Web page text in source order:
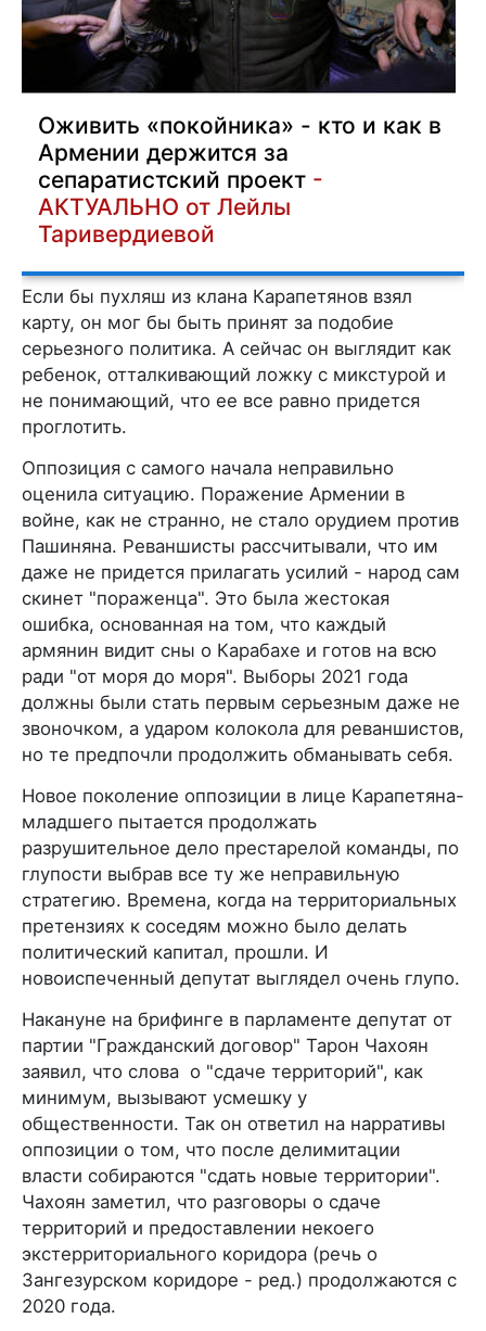
Оживить «покойника» - кто и как в
Армении держится за
сепаратистский проект -
АКТУАЛЬНО от Лейлы
Таривердиевой
Если бы пухляш из клана Карапетянов взял
карту, он мог бы быть принят за подобие
серьезного политика. А сейчас он выглядит как
ребенок, отталкивающий ложку с микстурой и
не понимающий, что ее все равно придется
проглотить.
Оппозиция с самого начала неправильно
оценила ситуацию. Поражение Армении в
войне, как не странно, не стало орудием против
Пашиняна. Реваншисты рассчитывали, что им
даже не придется прилагать усилий - народ сам
скинет "пораженца". Это была жестокая
ошибка, основанная на том, что каждый
армянин видит сны о Карабахе и готов на всю
ради "от моря до моря". Выборы 2021 года
должны были стать первым серьезным даже не
звоночком, а ударом колокола для реваншистов,
но те предпочли продолжить обманывать себя.
Новое поколение оппозиции в лице Карапетяна-
младшего пытается продолжать
разрушительное дело престарелой команды, по
глупости выбрав все ту же неправильную
стратегию. Времена, когда на территориальных
претензиях к соседям можно было делать
политический капитал, прошли. И
новоиспеченный депутат выглядел очень глупо.
Накануне на брифинге в парламенте депутат от
партии "Гражданский договор" Тарон Чахоян
заявил, что слова о "сдаче территорий", как
минимум, вызывают усмешку у
общественности. Так он ответил на нарративы
оппозиции о том, что после делимитации
власти собираются "сдать новые территории".
Чахоян заметил, что разговоры о сдаче
территорий и предоставлении некоего
экстерриториального коридора (речь о
Зангезурском коридоре - ред.) продолжаются с
2020 года.